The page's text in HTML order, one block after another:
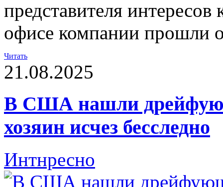
представителя
офисе компании прошли
Читать
21.08.2025
В США нашли
хозяин исчез бесследно
Интнресно